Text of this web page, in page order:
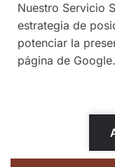
Nuestro Servicio
estrategia de
potenciar la
página de Google.